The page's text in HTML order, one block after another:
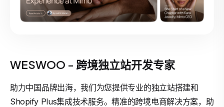
WESWOO - 跨境独立站开发专家
助力中国品牌出海，我们为您提供专业的独立站搭建和
Shopify Plus集成技术服务。精准的跨境电商解决方案，助